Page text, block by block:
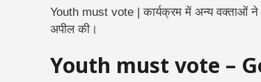
Youth must vote | कार्यक्रम में अन्य वक्ताओं
अपील की।
Youth must vote –